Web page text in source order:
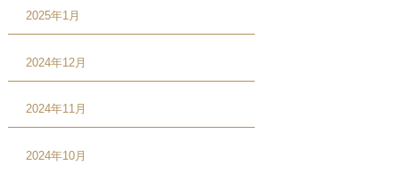
2025年1月
2024年12月
2024年11月
2024年10月